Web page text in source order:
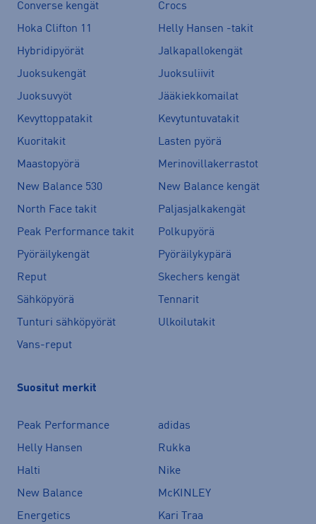
Converse kengät
Crocs
Hoka Clifton 11
Helly Hansen -takit
Hybridipyörät
Jalkapallokengät
Juoksukengät
Juoksuliivit
Juoksuvyöt
Jääkiekkomailat
Kevyttoppatakit
Kevytuntuvatakit
Kuoritakit
Lasten pyörä
Maastopyörä
Merinovillakerrastot
New Balance 530
New Balance kengät
North Face takit
Paljasjalkakengät
Peak Performance takit
Polkupyörä
Pyöräilykengät
Pyöräilykypärä
Reput
Skechers kengät
Sähköpyörä
Tennarit
Tunturi sähköpyörät
Ulkoilutakit
Vans-reput
Suositut merkit
Peak Performance
adidas
Helly Hansen
Rukka
Halti
Nike
New Balance
McKINLEY
Energetics
Kari Traa